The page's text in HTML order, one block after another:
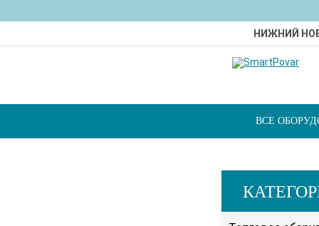
НИЖНИЙ
ВСЕ